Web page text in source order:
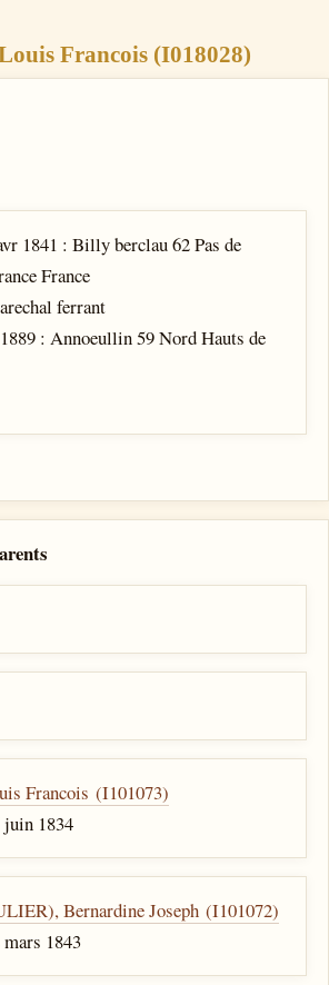
Francois (I018028)
1841 : Billy berclau 62 Pas de
France
ferrant
: Annoeullin 59 Nord Hauts de
Francois (I101073)
juin 1834
Bernardine Joseph (I101072)
1843